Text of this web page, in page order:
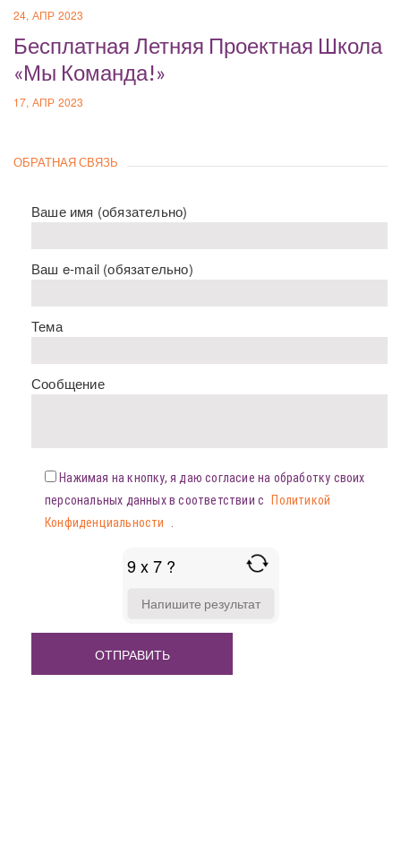
24, АПР 2023
Бесплатная Летняя Проектная Школа
«Мы Команда!»
17, АПР 2023
ОБРАТНАЯ СВЯЗЬ
Ваше имя (обязательно)
Ваш e-mail (обязательно)
Тема
Сообщение
Нажимая на кнопку, я даю согласие на обработку своих
персональных данных в соответствии с
Политикой
Конфиденциальности
9 x 7 ?
FOR
X